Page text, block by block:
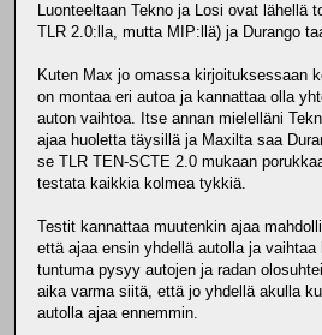
Luonteeltaan Tekno ja Losi ovat lähellä
TLR 2.0:lla, mutta MIP:llä) ja Durango
Kuten Max jo omassa kirjoituksessaan
on montaa eri autoa ja kannattaa olla
auton vaihtoa. Itse annan mielelläni
ajaa huoletta täysillä ja Maxilta saa
se TLR TEN-SCTE 2.0 mukaan
testata kaikkia kolmea tykkiä.
Testit kannattaa muutenkin ajaa
että ajaa ensin yhdellä autolla ja
tuntuma pysyy autojen ja radan
aika varma siitä, että jo yhdellä akulla
autolla ajaa ennemmin.